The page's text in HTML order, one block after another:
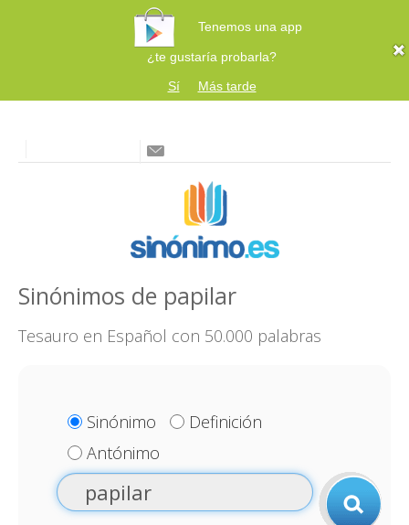
Tenemos una app
¿te gustaría probarla?
Sí
Más tarde
Sinónimos de papilar
Tesauro en Español con 50.000 palabras
Sinónimo
Definición
Antónimo